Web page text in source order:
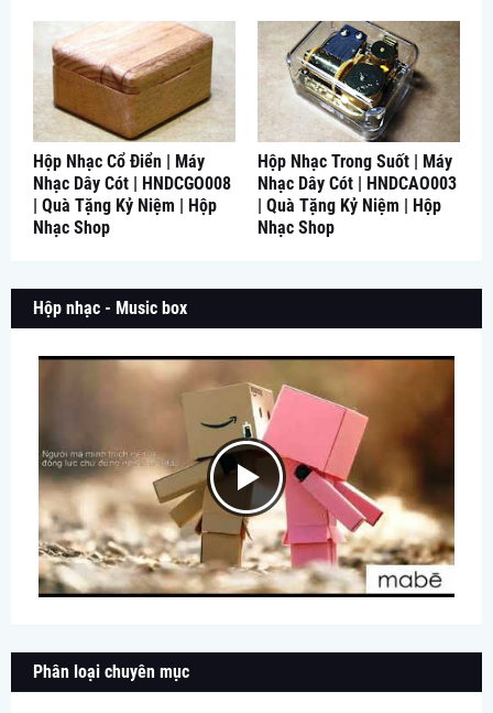
Hộp Nhạc Cổ Điển | Máy
Nhạc Dây Cót | HNDCGO008
| Quà Tặng Kỷ Niệm | Hộp
Nhạc Shop
Hộp Nhạc Trong Suốt | Máy
Nhạc Dây Cót | HNDCAO003
| Quà Tặng Kỷ Niệm | Hộp
Nhạc Shop
Hộp nhạc - Music box
Phân loại chuyên mục